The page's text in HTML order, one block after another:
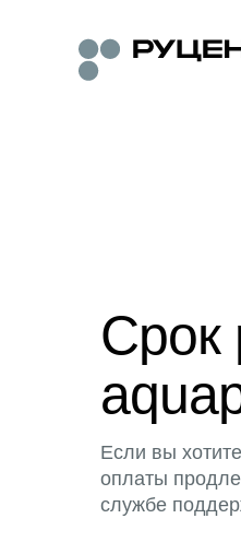
Срок
Если вы
оплаты
службе